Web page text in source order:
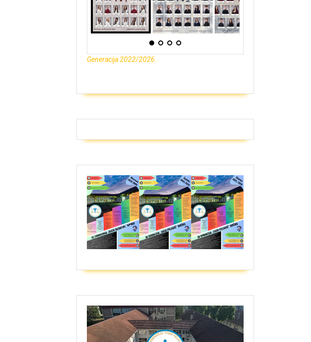
Generacija 2022/2026.